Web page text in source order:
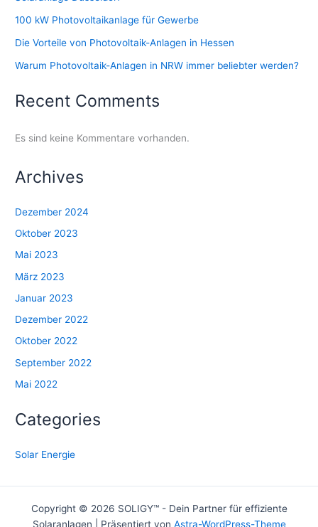
100 kW Photovoltaikanlage für Gewerbe
Die Vorteile von Photovoltaik-Anlagen in Hessen
Warum Photovoltaik-Anlagen in NRW immer beliebter werden?
Recent Comments
Es sind keine Kommentare vorhanden.
Archives
Dezember 2024
Oktober 2023
Mai 2023
März 2023
Januar 2023
Dezember 2022
Oktober 2022
September 2022
Mai 2022
Categories
Solar Energie
Copyright © 2026 SOLIGY™ - Dein Partner für effiziente
Solaranlagen | Präsentiert von Astra-WordPress-Theme